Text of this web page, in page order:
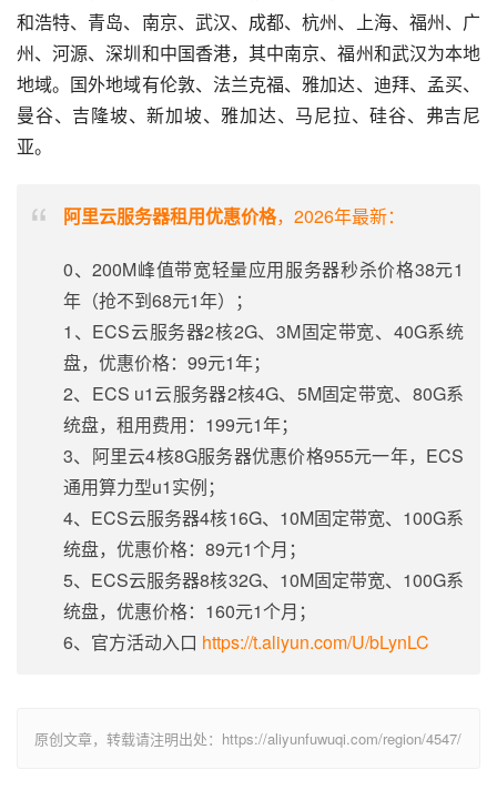
和浩特、青岛、南京、武汉、成都、杭州、上海、福州、广
州、河源、深圳和中国香港，其中南京、福州和武汉为本地
地域。国外地域有伦敦、法兰克福、雅加达、迪拜、孟买、
曼谷、吉隆坡、新加坡、雅加达、马尼拉、硅谷、弗吉尼
亚。
阿里云服务器租用优惠价格，2026年最新：
0、200M峰值带宽轻量应用服务器秒杀价格38元1
年（抢不到68元1年）；
1、ECS云服务器2核2G、3M固定带宽、40G系统
盘，优惠价格：99元1年；
2、ECS u1云服务器2核4G、5M固定带宽、80G系
统盘，租用费用：199元1年；
3、阿里云4核8G服务器优惠价格955元一年，ECS
通用算力型u1实例；
4、ECS云服务器4核16G、10M固定带宽、100G系
统盘，优惠价格：89元1个月；
5、ECS云服务器8核32G、10M固定带宽、100G系
统盘，优惠价格：160元1个月；
6、官方活动入口 https://t.aliyun.com/U/bLynLC
原创文章，转载请注明出处：https://aliyunfuwuqi.com/region/4547/